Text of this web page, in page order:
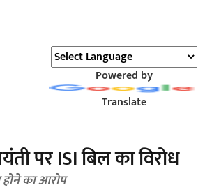
Powered by
Translate
पर ISI बिल का विरोध
होने का आरोप